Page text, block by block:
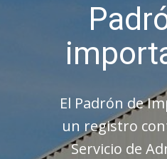
El Padrón de
un registro
Servicio de